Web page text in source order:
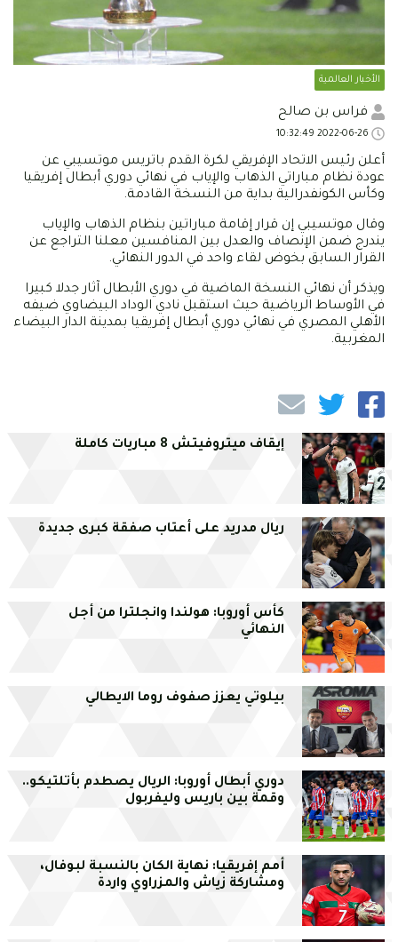
الأخبار العالمية
فراس بن صالح
أعلن رئيس الاتحاد الإفريقي لكرة القدم باتريس موتسيبي عن
عودة نظام مباراتي الذهاب والإياب في نهائي دوري أبطال إفريقيا
وكأس الكونفدرالية بداية من النسخة القادمة.
وقال موتسيبي إن قرار إقامة مباراتين بنظام الذهاب والإياب
يندرج ضمن الإنصاف والعدل بين المنافسين معلنا التراجع عن
القرار السابق بخوض لقاء واحد في الدور النهائي.
ويذكر أن نهائي النسخة الماضية في دوري الأبطال آثار جدلا كبيرا
في الأوساط الرياضية حيث استقبل نادي الوداد البيضاوي ضيفه
الأهلي المصري في نهائي دوري أبطال إفريقيا بمدينة الدار البيضاء
المغربية.
إيقاف ميتروفيتش 8 مباريات كاملة
ريال مدريد على أعتاب صفقة كبرى جديدة
كأس أوروبا: هولندا وانجلترا من أجل
النهائي
بيلوتي يعزز صفوف روما الايطالي
دوري أبطال أوروبا: الريال يصطدم بأتلتيكو..
وقمة بين باريس وليفربول
أمم إفريقيا: نهاية الكان بالنسبة لبوفال،
ومشاركة زياش والمزراوي واردة